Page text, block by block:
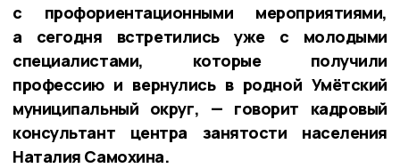
с профориентационными мероприятиями,
а сегодня встретились уже с молодыми
специалистами, которые получили
профессию и вернулись в родной Умётский
муниципальный округ, — говорит кадровый
консультант центра занятости населения
Наталия Самохина.